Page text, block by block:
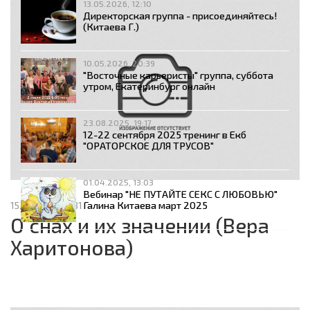
15.06.2013, 02:31
О снах и их значении (Вера
Харитонова)
13.05.2026, 12:10
Директорская группа - присоединяйтесь!
(Китаева Г.)
10.05.2026, 20:39
"Восточные карьеристы" группа, суббота
утром, Екатеринбург онлайн
23.08.2025, 19:17
12-22 сентября 2025 тренинг в Екб
"ОРАТОРСКОЕ ДЛЯ ТРУСОВ"
01.04.2025, 13:03
Вебинар "НЕ ПУТАЙТЕ СЕКС С ЛЮБОВЬЮ"
Галина Китаева март 2025